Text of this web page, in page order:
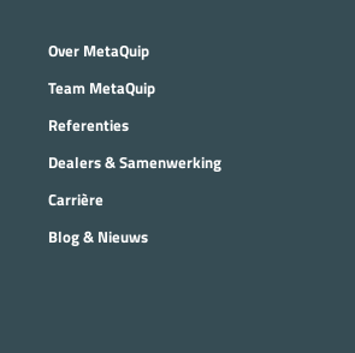
Over MetaQuip
Team MetaQuip
Referenties
Dealers & Samenwerking
Carrière
Blog & Nieuws